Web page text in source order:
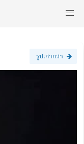
รูปเก่ากว่า